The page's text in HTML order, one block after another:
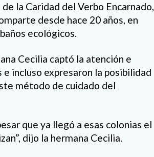
la Caridad del Verbo Encarnado,
desde hace 20 años, en
ecológicos.
Cecilia captó la atención e
incluso expresaron la posibilidad
método de cuidado del
que ya llegó a esas colonias el
dijo la hermana Cecilia.